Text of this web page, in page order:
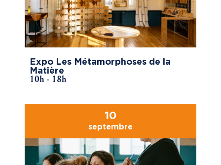
Expo Les Métamorphoses de la
Matière
10h - 18h
10
septembre